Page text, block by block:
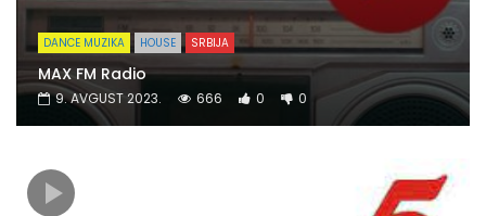
DANCE MUZIKA HOUSE SRBIJA
MAX FM Radio
9. AVGUST 2023. 666 0 0